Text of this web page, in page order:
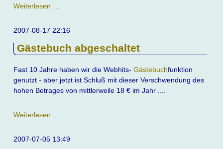
Weiterlesen …
2007-08-17 22:16
Gästebuch abgeschaltet
Fast 10 Jahre haben wir die Webhits- Gästebuchfunktion
genutzt - aber jetzt ist Schluß mit dieser Verschwendung des
hohen Betrages von mittlerweile 18 € im Jahr ....
Weiterlesen …
2007-07-05 13:49